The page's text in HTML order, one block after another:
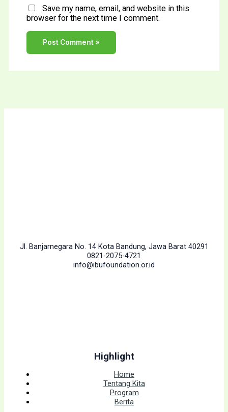
Save my name, email, and website in this
browser for the next time I comment.
Jl. Banjarnegara No. 14 Kota Bandung, Jawa Barat 40291
0821-2075-4721
info@ibufoundation.or.id
Highlight
Home
Tentang Kita
Program
Berita